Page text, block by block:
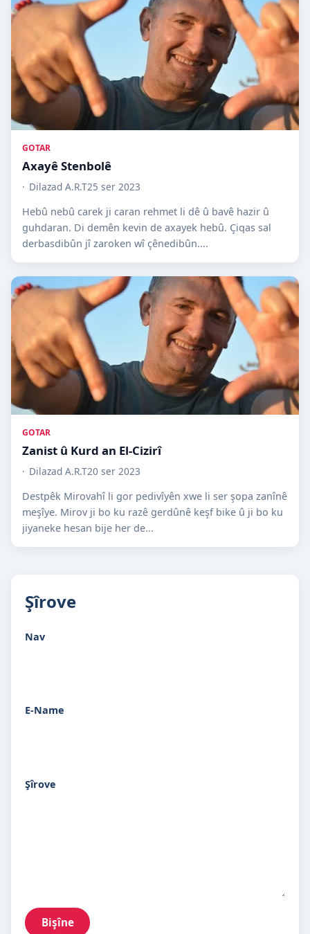
GOTAR
Axayê Stenbolê
Dilazad A.R.T25 ser 2023
Hebû nebû carek ji caran rehmet li dê û bavê hazir û
guhdaran. Di demên kevin de axayek hebû. Çiqas sal
derbasdibûn jî zaroken wî çênedibûn....
GOTAR
Zanist û Kurd an El-Cizirî
Dilazad A.R.T20 ser 2023
Destpêk Mirovahî li gor pedivîyên xwe li ser şopa zanînê
meşîye. Mirov ji bo ku razê gerdûnê keşf bike û ji bo ku
jiyaneke hesan bije her de...
Şîrove
Nav
E-Name
Şîrove
Bişîne